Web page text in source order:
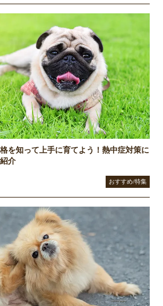
を知って上手に育てよう！熱中症対策に
介
おすすめ/特集